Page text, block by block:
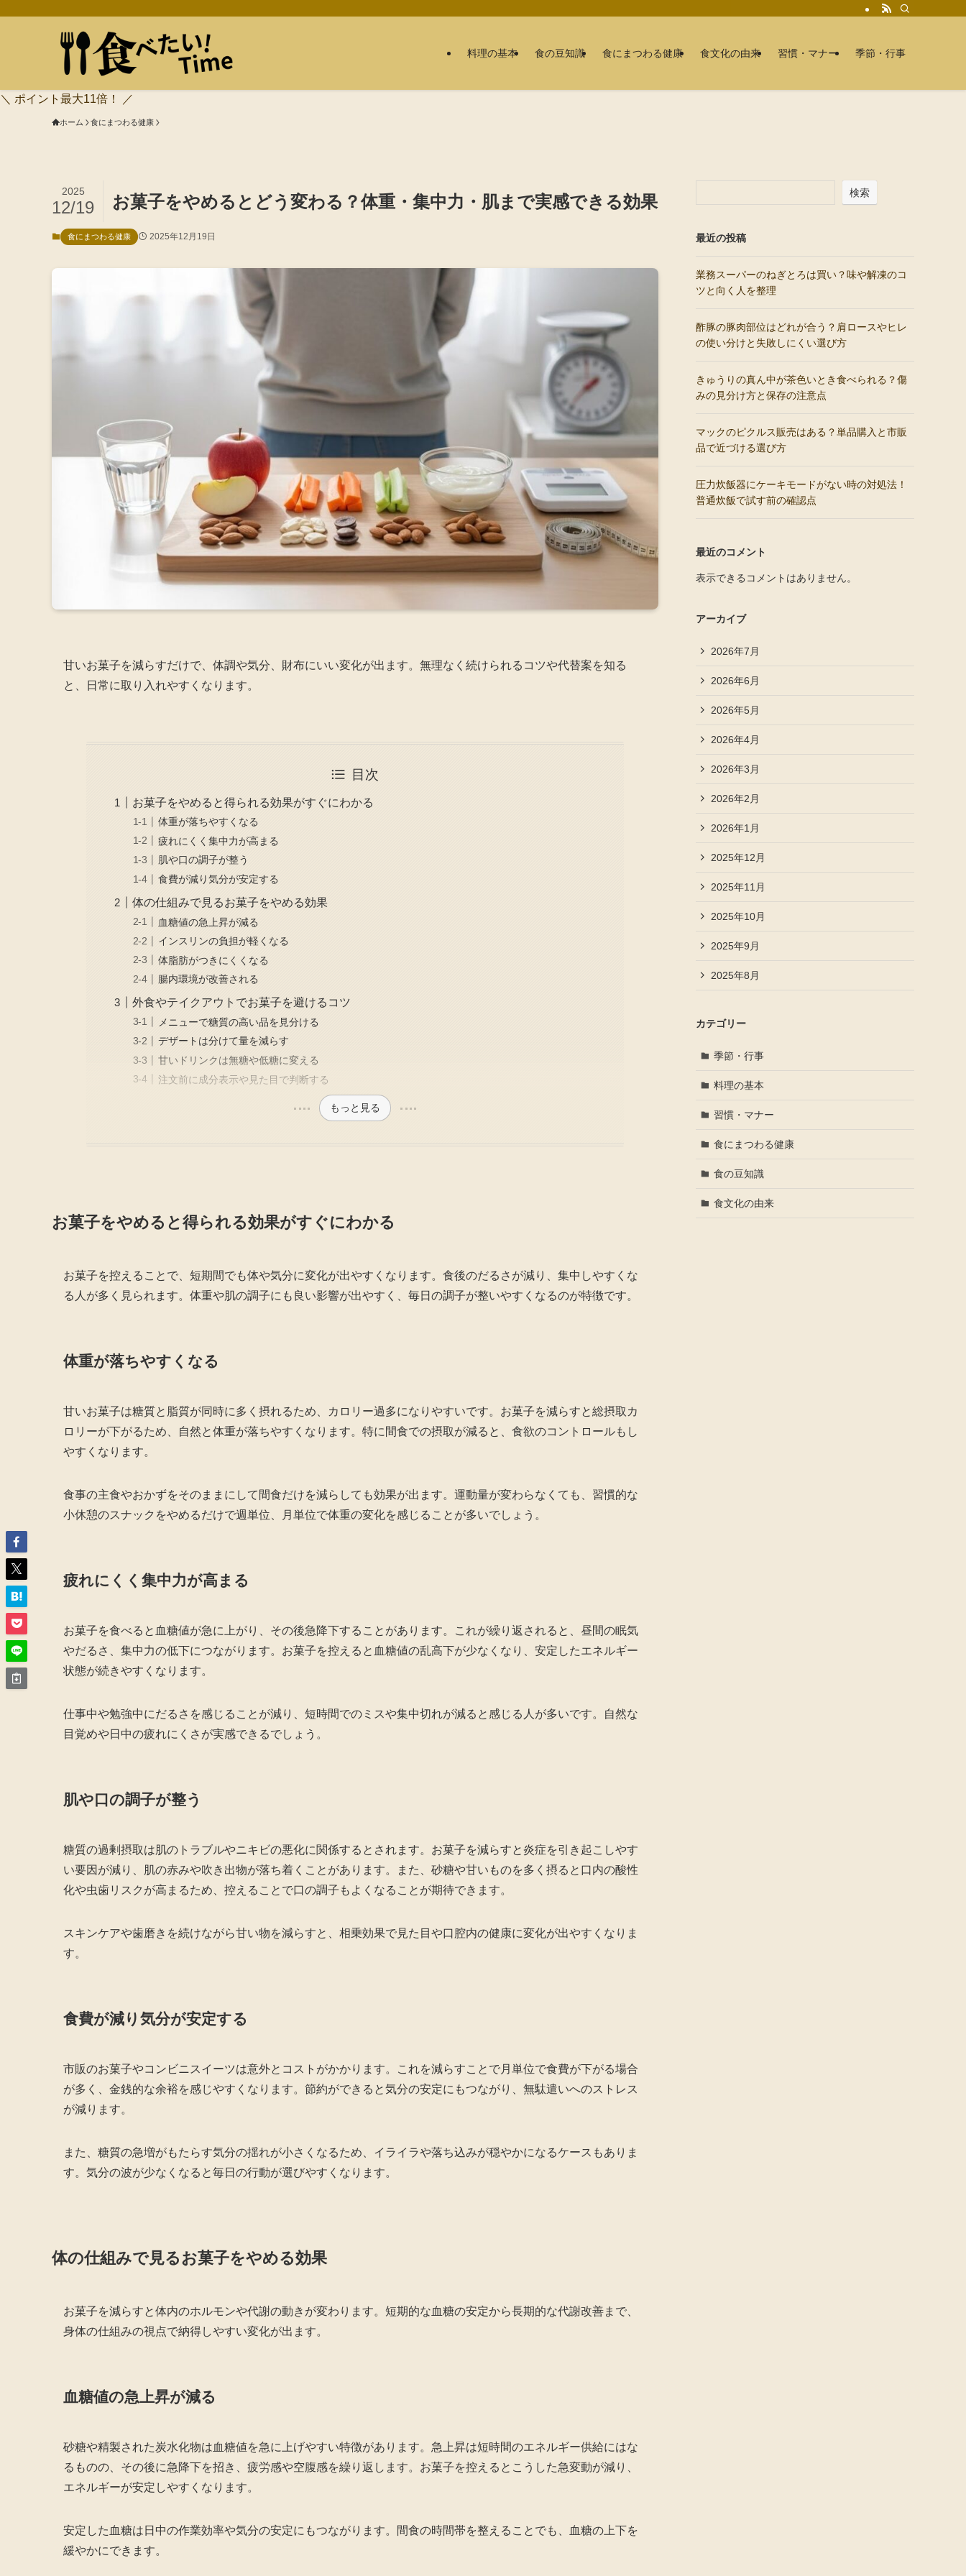
料理の基本 食の豆知識 食にまつわる健康 食文化の由来 習慣・マナー 季節・行事
＼ ポイント最大11倍！ ／
ホーム 食にまつわる健康
お菓子をやめるとどう変わる？体重・集中力・肌まで実感できる効果
2025
12/19
食にまつわる健康 2025年12月19日
甘いお菓子を減らすだけで、体調や気分、財布にいい変化が出ます。無理なく続けられるコツや代替案を知る
と、日常に取り入れやすくなります。
目次
お菓子をやめると得られる効果がすぐにわかる
体重が落ちやすくなる
疲れにくく集中力が高まる
肌や口の調子が整う
食費が減り気分が安定する
体の仕組みで見るお菓子をやめる効果
血糖値の急上昇が減る
インスリンの負担が軽くなる
体脂肪がつきにくくなる
腸内環境が改善される
外食やテイクアウトでお菓子を避けるコツ
メニューで糖質の高い品を見分ける
デザートは分けて量を減らす
甘いドリンクは無糖や低糖に変える
注文前に成分表示や見た目で判断する
もっと見る
お菓子をやめると得られる効果がすぐにわかる
お菓子を控えることで、短期間でも体や気分に変化が出やすくなります。食後のだるさが減り、集中しやすくな
る人が多く見られます。体重や肌の調子にも良い影響が出やすく、毎日の調子が整いやすくなるのが特徴です。
体重が落ちやすくなる
甘いお菓子は糖質と脂質が同時に多く摂れるため、カロリー過多になりやすいです。お菓子を減らすと総摂取カ
ロリーが下がるため、自然と体重が落ちやすくなります。特に間食での摂取が減ると、食欲のコントロールもし
やすくなります。
食事の主食やおかずをそのままにして間食だけを減らしても効果が出ます。運動量が変わらなくても、習慣的な
小休憩のスナックをやめるだけで週単位、月単位で体重の変化を感じることが多いでしょう。
疲れにくく集中力が高まる
お菓子を食べると血糖値が急に上がり、その後急降下することがあります。これが繰り返されると、昼間の眠気
やだるさ、集中力の低下につながります。お菓子を控えると血糖値の乱高下が少なくなり、安定したエネルギー
状態が続きやすくなります。
仕事中や勉強中にだるさを感じることが減り、短時間でのミスや集中切れが減ると感じる人が多いです。自然な
目覚めや日中の疲れにくさが実感できるでしょう。
肌や口の調子が整う
糖質の過剰摂取は肌のトラブルやニキビの悪化に関係するとされます。お菓子を減らすと炎症を引き起こしやす
い要因が減り、肌の赤みや吹き出物が落ち着くことがあります。また、砂糖や甘いものを多く摂ると口内の酸性
化や虫歯リスクが高まるため、控えることで口の調子もよくなることが期待できます。
スキンケアや歯磨きを続けながら甘い物を減らすと、相乗効果で見た目や口腔内の健康に変化が出やすくなりま
す。
食費が減り気分が安定する
市販のお菓子やコンビニスイーツは意外とコストがかかります。これを減らすことで月単位で食費が下がる場合
が多く、金銭的な余裕を感じやすくなります。節約ができると気分の安定にもつながり、無駄遣いへのストレス
が減ります。
また、糖質の急増がもたらす気分の揺れが小さくなるため、イライラや落ち込みが穏やかになるケースもありま
す。気分の波が少なくなると毎日の行動が選びやすくなります。
体の仕組みで見るお菓子をやめる効果
お菓子を減らすと体内のホルモンや代謝の動きが変わります。短期的な血糖の安定から長期的な代謝改善まで、
身体の仕組みの視点で納得しやすい変化が出ます。
血糖値の急上昇が減る
砂糖や精製された炭水化物は血糖値を急に上げやすい特徴があります。急上昇は短時間のエネルギー供給にはな
るものの、その後に急降下を招き、疲労感や空腹感を繰り返します。お菓子を控えるとこうした急変動が減り、
エネルギーが安定しやすくなります。
安定した血糖は日中の作業効率や気分の安定にもつながります。間食の時間帯を整えることでも、血糖の上下を
緩やかにできます。
検索
最近の投稿
業務スーパーのねぎとろは買い？味や解凍のコ
ツと向く人を整理
酢豚の豚肉部位はどれが合う？肩ロースやヒレ
の使い分けと失敗しにくい選び方
きゅうりの真ん中が茶色いとき食べられる？傷
みの見分け方と保存の注意点
マックのピクルス販売はある？単品購入と市販
品で近づける選び方
圧力炊飯器にケーキモードがない時の対処法！
普通炊飯で試す前の確認点
最近のコメント
表示できるコメントはありません。
アーカイブ
2026年7月
2026年6月
2026年5月
2026年4月
2026年3月
2026年2月
2026年1月
2025年12月
2025年11月
2025年10月
2025年9月
2025年8月
カテゴリー
季節・行事
料理の基本
習慣・マナー
食にまつわる健康
食の豆知識
食文化の由来